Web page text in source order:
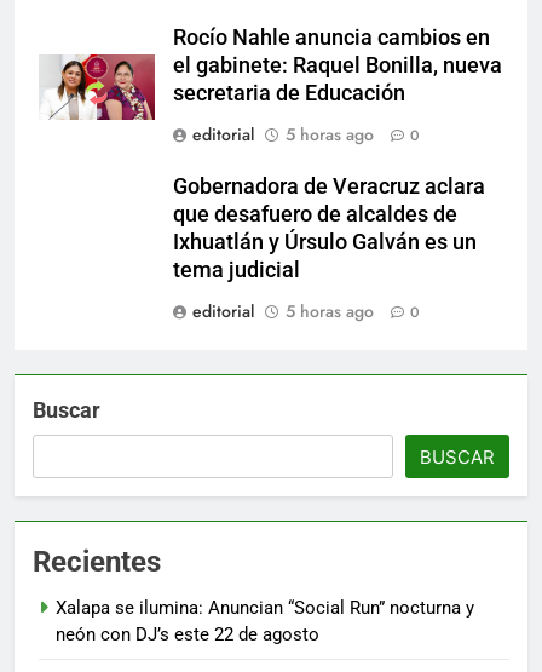
Rocío Nahle anuncia cambios en
el gabinete: Raquel Bonilla, nueva
secretaria de Educación
editorial
5 horas ago 0
Gobernadora de Veracruz aclara
que desafuero de alcaldes de
Ixhuatlán y Úrsulo Galván es un
tema judicial
editorial
5 horas ago 0
Buscar
BUSCAR
Recientes
Xalapa se ilumina: Anuncian “Social Run” nocturna y
neón con DJ’s este 22 de agosto